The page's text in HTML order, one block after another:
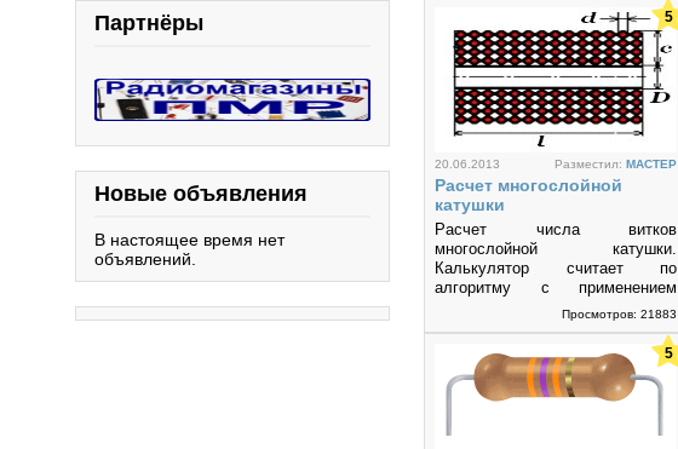
Партнёры
Новые объявления
В настоящее время нет
объявлений.
20.06.2013 Разместил: MACTEP
Расчет многослойной
катушки
Расчет числа витков
многослойной катушки.
Калькулятор считает по
алгоритму с применением
эллиптических интегралов
Просмотров: 21883
5
5